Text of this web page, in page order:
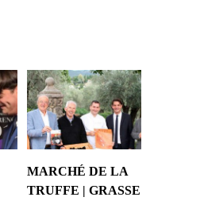
MARCHÉ DE LA
TRUFFE | GRASSE